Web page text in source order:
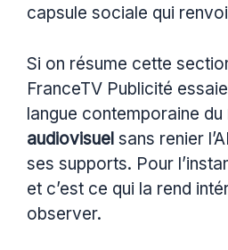
capsule sociale qui
Si on résume cette
FranceTV Publicité
langue contemporaine du
audiovisuel sans renier
ses supports. Pour
et c’est ce qui la rend
observer.